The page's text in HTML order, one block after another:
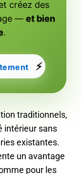
créez des
— et bien
.
⚡
traditionnels,
intérieur sans
existantes.
un avantage
pour les